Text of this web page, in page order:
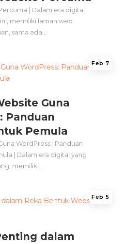
| Dalam era digital
memiliki laman web
sama ada...
Guna
Panduan
Pemula
Feb 7
WordPress : Panduan
| Dalam era digital yang
memiliki...
dalam
Feb 5